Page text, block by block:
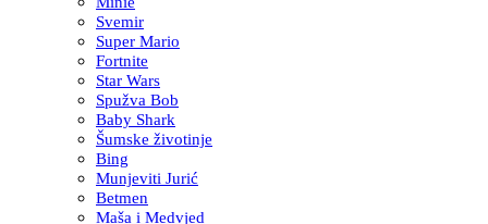
Svemir
Super Mario
Fortnite
Star Wars
Spužva Bob
Baby Shark
Šumske životinje
Bing
Munjeviti Jurić
Betmen
Maša i Medvjed